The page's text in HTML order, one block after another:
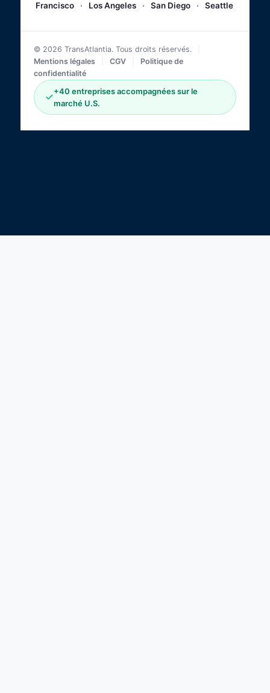
Francisco
· Los Angeles · San Diego · Seattle
© 2026 TransAtlantia. Tous droits réservés.
Mentions légales
CGV
Politique de
confidentialité
+40 entreprises accompagnées sur le
marché U.S.